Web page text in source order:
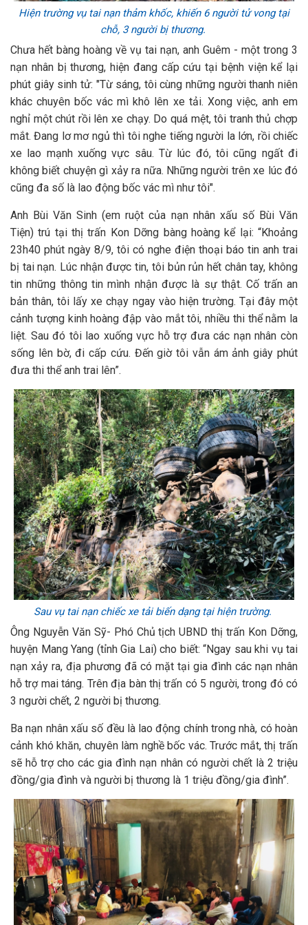
Hiện trường vụ tai nạn thảm khốc, khiến 6 người tử vong tại
chỗ, 3 người bị thương.
Chưa hết bàng hoàng về vụ tai nạn, anh Guêm - một trong 3
nạn nhân bị thương, hiện đang cấp cứu tại bệnh viện kể lại
phút giây sinh tử: "Từ sáng, tôi cùng những người thanh niên
khác chuyên bốc vác mì khô lên xe tải. Xong việc, anh em
nghỉ một chút rồi lên xe chạy. Do quá mệt, tôi tranh thủ chợp
mắt. Đang lơ mơ ngủ thì tôi nghe tiếng người la lớn, rồi chiếc
xe lao mạnh xuống vực sâu. Từ lúc đó, tôi cũng ngất đi
không biết chuyện gì xảy ra nữa. Những người trên xe lúc đó
cũng đa số là lao động bốc vác mì như tôi".
Anh Bùi Văn Sinh (em ruột của nạn nhân xấu số Bùi Văn
Tiện) trú tại thị trấn Kon Dỡng bàng hoàng kể lại: “Khoảng
23h40 phút ngày 8/9, tôi có nghe điện thoại báo tin anh trai
bị tai nạn. Lúc nhận được tin, tôi bủn rủn hết chân tay, không
tin những thông tin mình nhận được là sự thật. Cố trấn an
bản thân, tôi lấy xe chạy ngay vào hiện trường. Tại đây một
cảnh tượng kinh hoàng đập vào mắt tôi, nhiều thi thể nằm la
liệt. Sau đó tôi lao xuống vực hỗ trợ đưa các nạn nhân còn
sống lên bờ, đi cấp cứu. Đến giờ tôi vẫn ám ảnh giây phút
đưa thi thể anh trai lên”.
Sau vụ tai nạn chiếc xe tải biến dạng tại hiện trường.
Ông Nguyễn Văn Sỹ- Phó Chủ tịch UBND thị trấn Kon Dỡng,
huyện Mang Yang (tỉnh Gia Lai) cho biết: “Ngay sau khi vụ tai
nạn xảy ra, địa phương đã có mặt tại gia đình các nạn nhân
hỗ trợ mai táng. Trên địa bàn thị trấn có 5 người, trong đó có
3 người chết, 2 người bị thương.
Ba nạn nhân xấu số đều là lao động chính trong nhà, có hoàn
cảnh khó khăn, chuyên làm nghề bốc vác. Trước mắt, thị trấn
sẽ hỗ trợ cho các gia đình nạn nhân có người chết là 2 triệu
đồng/gia đình và người bị thương là 1 triệu đồng/gia đình”.